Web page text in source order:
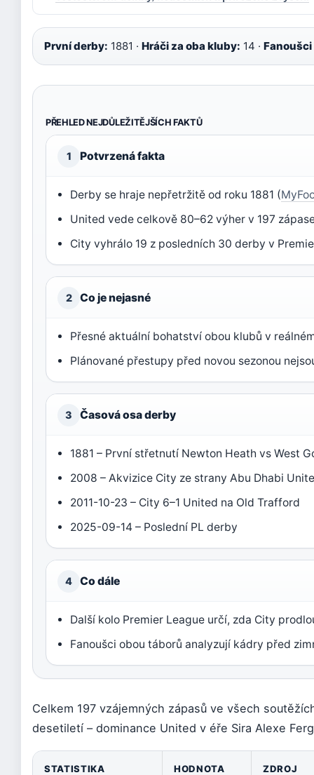
První derby: 1881 · Hráči za oba kluby: 14 ·
PŘEHLED NEJDŮLEŽITĚJŠÍCH FAKTŮ
1 Potvrzená fakta
Derby se hraje nepřetržitě od roku 1881 (
United vede celkově 80–62 výher v 197
City vyhrálo 19 z posledních 30 derby v
2 Co je nejasné
Přesné aktuální bohatství obou klubů v
Plánované přestupy před novou sezonou
3 Časová osa derby
1881 – První střetnutí Newton Heath vs West
2008 – Akvizice City ze strany Abu Dhabi
2011-10-23 – City 6–1 United na Old Trafford
2025-09-14 – Poslední PL derby
4 Co dále
Další kolo Premier League určí, zda City
Fanoušci obou táborů analyzují kádry před
Celkem 197 vzájemných zápasů ve všech
desetiletí – dominance United v éře Sira Alexe
STATISTIKA HODNOTA ZDROJ